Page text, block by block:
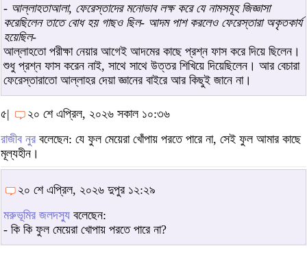
- আল্লাহতাআলা, ফেরেস্তাদের মনোভাব লক্ষ করে যে নামসমূহ জিজ্ঞাসা
করেছিলেন তাতে বোধ হয় গাছও ছিল- আদম পাশ করলেও ফেরেস্তারা অকৃতকার্য
হয়েছিল-
আল্লাহতো পরীক্ষা নেয়ার আগেই আদমের কাছে প্রশ্ন ফাস করে দিয়ে ছিলেন।
শুধু প্রশ্ন ফাস করেন নাই, সাথে সাথে উত্তর শিখিয়ে দিয়েছিলেন। আর বেচারা
ফেরেস্তারাতো আল্লাহর দেয়া জ্ঞানের বাইরে আর কিছুই জানে না।
৫|
২০ শে এপ্রিল, ২০২৬ সকাল ১০:৩৬
রাজীব নুর বলেছেন: যে ফুল মেয়েরা খোঁপায় পরতে পারে না, সেই ফুল আমার কাছে
মূল্যহীন।
২০ শে এপ্রিল, ২০২৬ দুপুর ১২:২৯
মরুভূমির জলদস্যু বলেছেন:
- কি কি ফুল মেয়েরা খোপায় পরতে পারে না?